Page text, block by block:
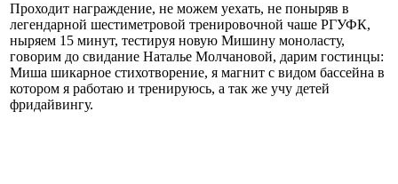
Проходит награждение, не можем уехать, не поныряв в
легендарной шестиметровой тренировочной чаше РГУФК,
ныряем 15 минут, тестируя новую Мишину моноласту,
говорим до свидание Наталье Молчановой, дарим гостинцы:
Миша шикарное стихотворение, я магнит с видом бассейна в
котором я работаю и тренируюсь, а так же учу детей
фридайвингу.